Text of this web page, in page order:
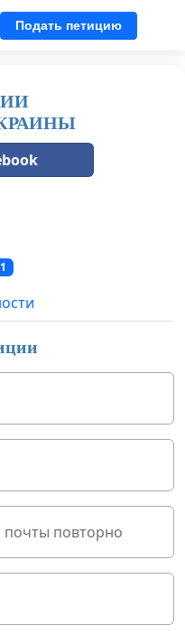
Подать петицию
почты повторно